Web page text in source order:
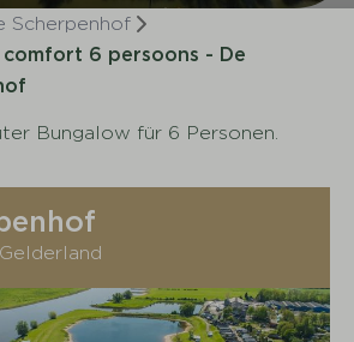
Scherpenhof
6 persoons - De
Bungalow für 6 Personen.